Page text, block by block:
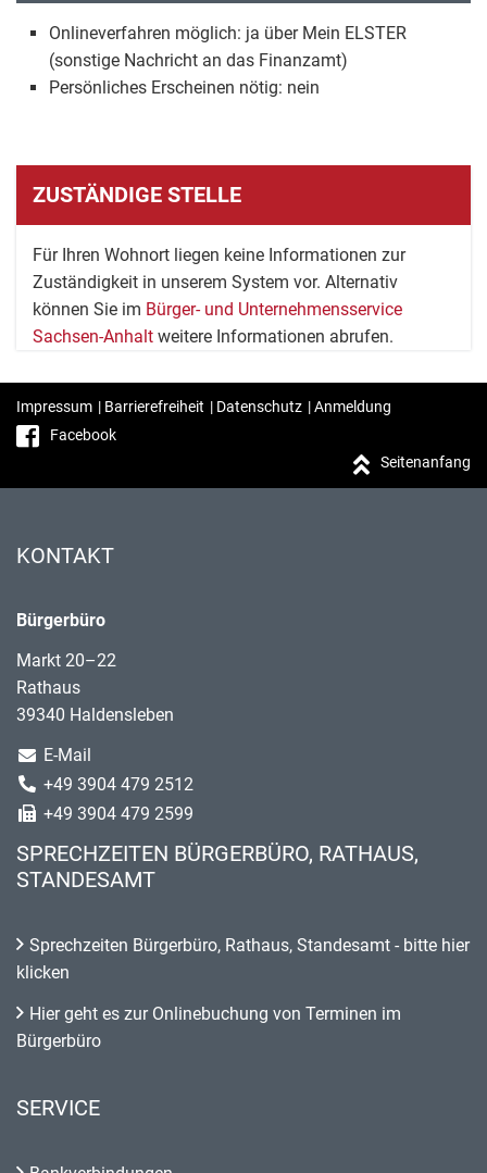
Onlineverfahren möglich: ja über Mein ELSTER
(sonstige Nachricht an das Finanzamt)
Persönliches Erscheinen nötig: nein
ZUSTÄNDIGE STELLE
Für Ihren Wohnort liegen keine Informationen zur
Zuständigkeit in unserem System vor. Alternativ
können Sie im Bürger- und Unternehmensservice
Sachsen-Anhalt weitere Informationen abrufen.
Impressum | Barrierefreiheit | Datenschutz |Anmeldung
Facebook
Seitenanfang
KONTAKT
Bürgerbüro
Markt 20–22
Rathaus
39340 Haldensleben
E-Mail
+49 3904 479 2512
+49 3904 479 2599
SPRECHZEITEN BÜRGERBÜRO, RATHAUS,
STANDESAMT
Sprechzeiten Bürgerbüro, Rathaus, Standesamt - bitte hier
klicken
Hier geht es zur Onlinebuchung von Terminen im
Bürgerbüro
SERVICE